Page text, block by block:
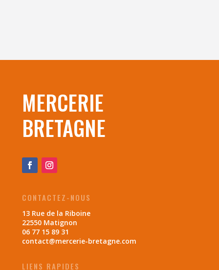
MERCERIE
BRETAGNE
CONTACTEZ-NOUS
13 Rue de la Riboine
22550 Matignon
06 77 15 89 31
contact@mercerie-bretagne.com
LIENS RAPIDES